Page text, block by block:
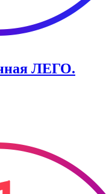
ЛЕГО.